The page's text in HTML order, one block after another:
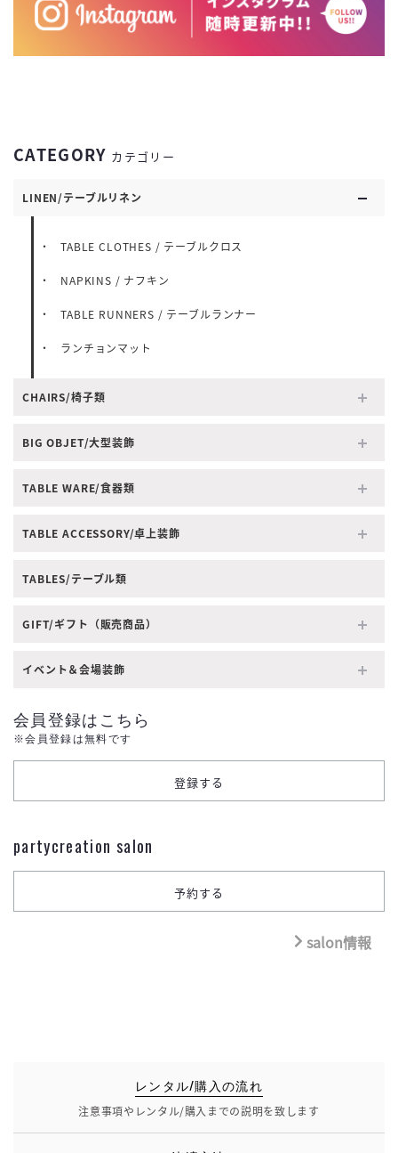
CATEGORY カテゴリー
LINEN/テーブルリネン
TABLE CLOTHES / テーブルクロス
NAPKINS / ナフキン
TABLE RUNNERS / テーブルランナー
ランチョンマット
CHAIRS/椅子類
BIG OBJET/大型装飾
TABLE WARE/食器類
TABLE ACCESSORY/卓上装飾
TABLES/テーブル類
GIFT/ギフト（販売商品）
イベント＆会場装飾
会員登録はこちら
※会員登録は無料です
partycreation salon
salon情報
レンタル/購入の流れ
注意事項やレンタル/購入までの説明を致します